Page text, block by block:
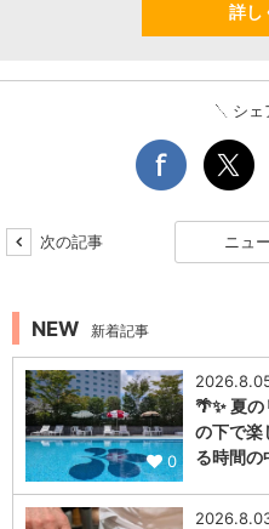
詳し
シェ
次の記事 ニュ
NEW 新着記事
0
🌴✨ 夏
の下で楽
る時間